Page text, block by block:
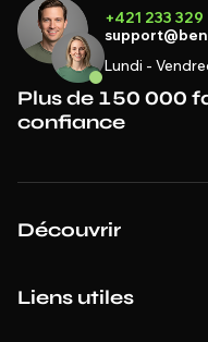
+421 233 329
Lundi -
Plus de 150 000
confiance
Découvrir
Liens utiles